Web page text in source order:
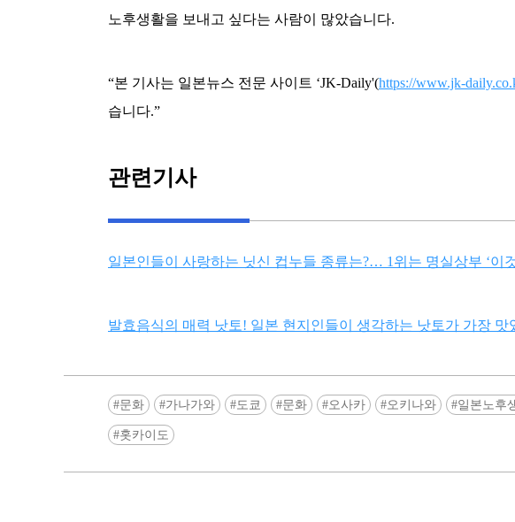
노후생활을 보내고 싶다는 사람이 많았습니다.
“본 기사는 일본뉴스 전문 사이트 ‘JK-Daily'(https://www.jk-
습니다.”
관련기사
일본인들이 사랑하는 닛신 컵누들 종류는?… 1위는 명실상부 ‘이
발효음식의 매력 낫토! 일본 현지인들이 생각하는 낫토가 가장 맛
문화 가나가와 도쿄 문화 오사카 오키나와 일본노후
홋카이도